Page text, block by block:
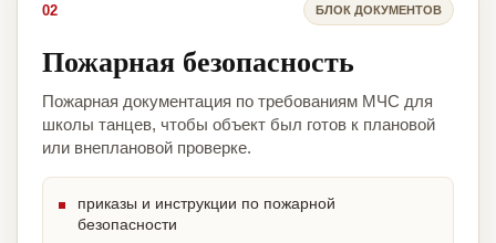
02 БЛОК ДОКУМЕНТОВ
Пожарная безопасность
Пожарная документация по требованиям МЧС для
школы танцев, чтобы объект был готов к плановой
или внеплановой проверке.
приказы и инструкции по пожарной
безопасности